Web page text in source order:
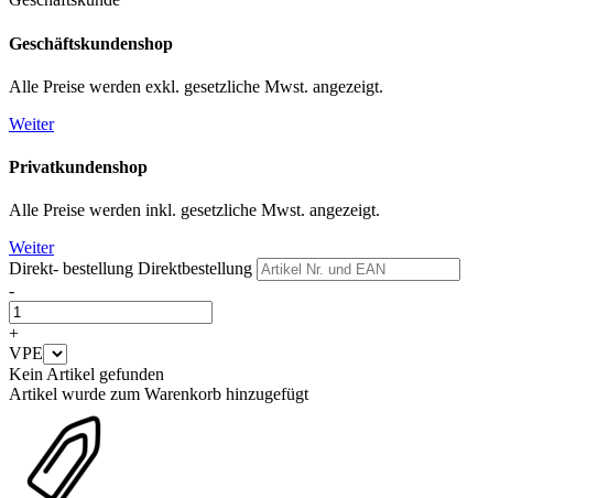
Geschäftskundenshop
Alle Preise werden exkl. gesetzliche Mwst. angezeigt.
Weiter
Privatkundenshop
Alle Preise werden inkl. gesetzliche Mwst. angezeigt.
Weiter
Direkt- bestellung Direktbestellung
-
+
VPE
Kein Artikel gefunden
Artikel wurde zum Warenkorb hinzugefügt